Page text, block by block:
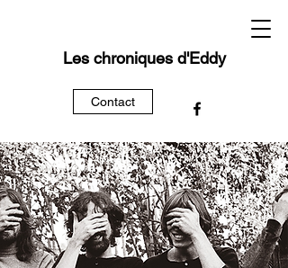
Les chroniques d'Eddy
Contact